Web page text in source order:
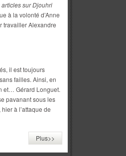
articles sur Djouhri
à la volonté d’Anne
travailler Alexandre
il est toujours
failles. Ainsi, en
et… Gérard Longuet.
pavanant sous les
à l’attaque de
Plus>>